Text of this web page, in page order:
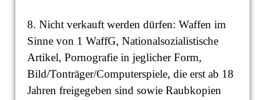
8. Nicht verkauft werden dürfen: Waffen im
Sinne von 1 WaffG, Nationalsozialistische
Artikel, Pornografie in jeglicher Form,
Bild/Tonträger/Computerspiele, die erst ab 18
Jahren freigegeben sind sowie Raubkopien